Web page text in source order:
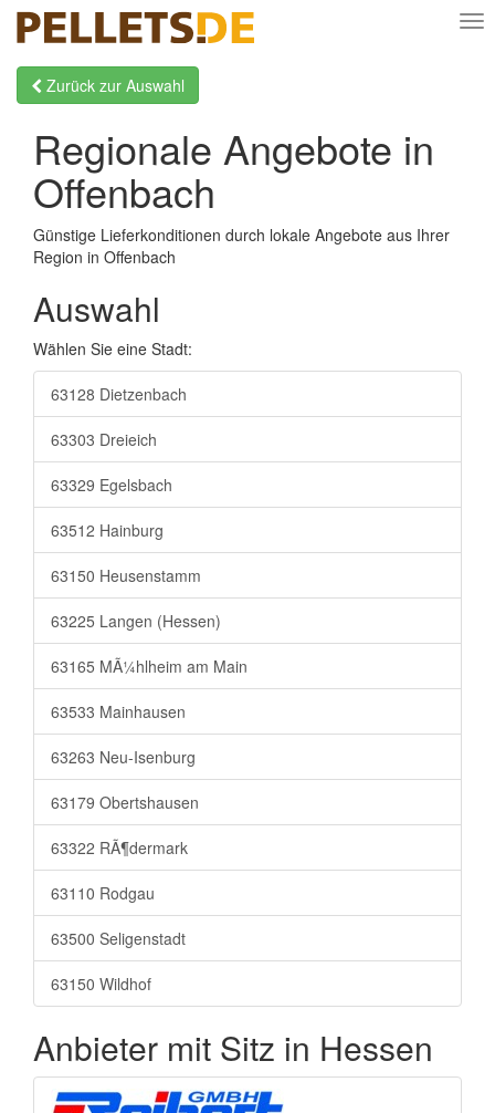
Zurück zur Auswahl
Regionale Angebote in
Offenbach
Günstige Lieferkonditionen durch lokale Angebote aus Ihrer
Region in Offenbach
Auswahl
Wählen Sie eine Stadt:
63128 Dietzenbach
63303 Dreieich
63329 Egelsbach
63512 Hainburg
63150 Heusenstamm
63225 Langen (Hessen)
63165 MÃ¼hlheim am Main
63533 Mainhausen
63263 Neu-Isenburg
63179 Obertshausen
63322 RÃ¶dermark
63110 Rodgau
63500 Seligenstadt
63150 Wildhof
Anbieter mit Sitz in Hessen